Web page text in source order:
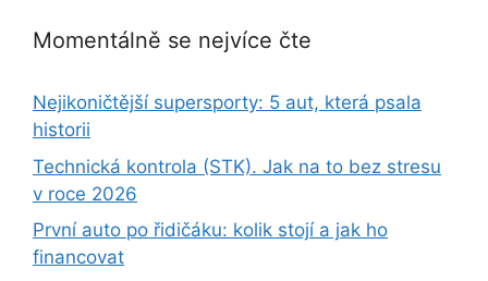
Momentálně se nejvíce čte
Nejikoničtější supersporty: 5 aut, která psala
historii
Technická kontrola (STK). Jak na to bez stresu
v roce 2026
První auto po řidičáku: kolik stojí a jak ho
financovat